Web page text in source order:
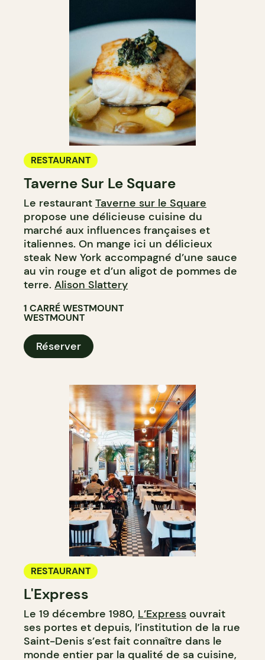
RESTAURANT
Taverne Sur Le Square
Le restaurant Taverne sur le Square
propose une délicieuse cuisine du
marché aux influences françaises et
italiennes. On mange ici un délicieux
steak New York accompagné d’une sauce
au vin rouge et d’un aligot de pommes de
terre. Alison Slattery
1 CARRÉ WESTMOUNT
WESTMOUNT
Réserver
RESTAURANT
L'Express
Le 19 décembre 1980, L’Express ouvrait
ses portes et depuis, l’institution de la rue
Saint-Denis s’est fait connaître dans le
monde entier par la qualité de sa cuisine,